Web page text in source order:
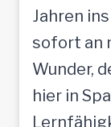
Jahren
sofort an
Wunder,
hier in